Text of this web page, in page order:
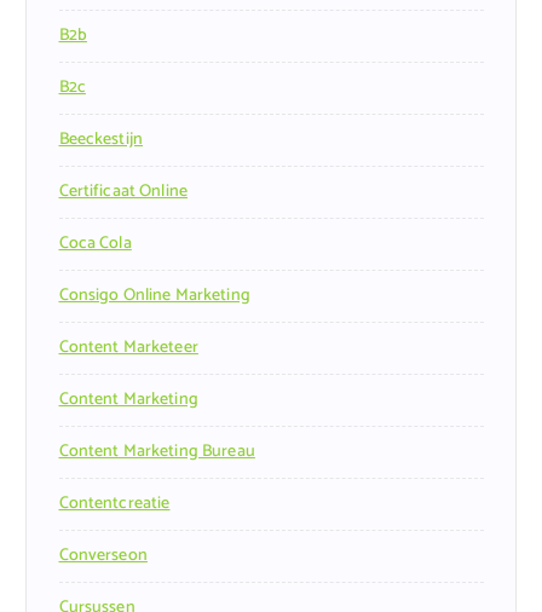
B2b
B2c
Beeckestijn
Certificaat Online
Coca Cola
Consigo Online Marketing
Content Marketeer
Content Marketing
Content Marketing Bureau
Contentcreatie
Converseon